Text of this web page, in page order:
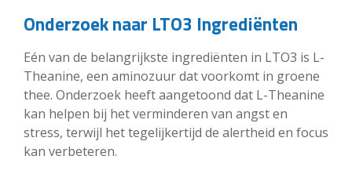
Onderzoek naar LTO3 Ingrediënten
Eén van de belangrijkste ingrediënten in LTO3 is L-
Theanine, een aminozuur dat voorkomt in groene
thee. Onderzoek heeft aangetoond dat L-Theanine
kan helpen bij het verminderen van angst en
stress, terwijl het tegelijkertijd de alertheid en focus
kan verbeteren.